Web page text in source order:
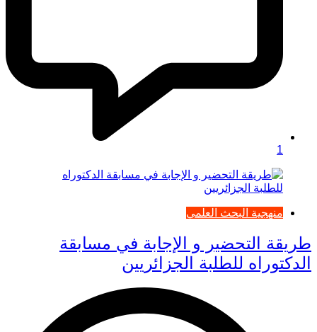
1
منهجية البحث العلمي
طريقة التحضير و الإجابة في مسابقة
الدكتوراه للطلبة الجزائريين